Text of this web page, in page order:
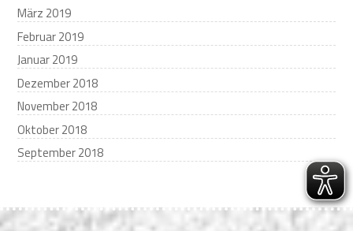
März 2019
Februar 2019
Januar 2019
Dezember 2018
November 2018
Oktober 2018
September 2018